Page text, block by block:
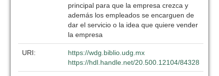
principal para que la empresa crezca y
además los empleados se encarguen de
dar el servicio o la idea que quiere vender
la empresa
URI:
https://wdg.biblio.udg.mx
https://hdl.handle.net/20.500.12104/84328